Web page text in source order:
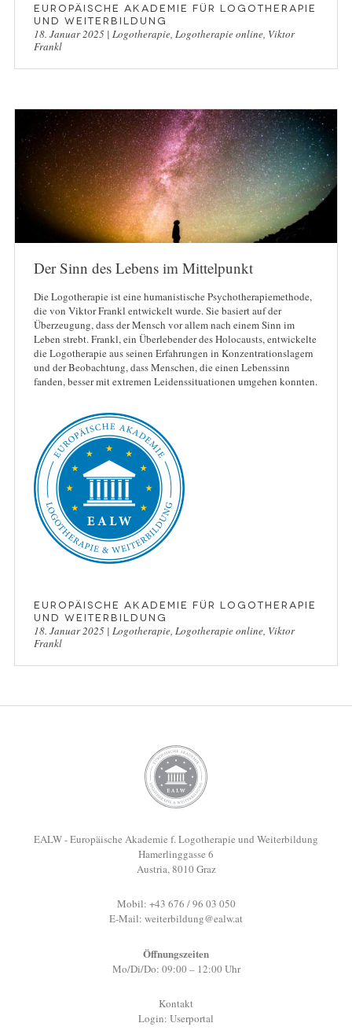
Europäische Akademie für Logotherapie
und Weiterbildung
18. Januar 2025| Logotherapie, Logotherapie online, Viktor
Frankl
Der Sinn des Lebens im Mittelpunkt
Die Logotherapie ist eine humanistische Psychotherapiemethode,
die von Viktor Frankl entwickelt wurde. Sie basiert auf der
Überzeugung, dass der Mensch vor allem nach einem Sinn im
Leben strebt. Frankl, ein Überlebender des Holocausts, entwickelte
die Logotherapie aus seinen Erfahrungen in Konzentrationslagern
und der Beobachtung, dass Menschen, die einen Lebenssinn
fanden, besser mit extremen Leidenssituationen umgehen konnten.
Europäische Akademie für Logotherapie
und Weiterbildung
18. Januar 2025| Logotherapie, Logotherapie online, Viktor
Frankl
EALW - Europäische Akademie f. Logotherapie und Weiterbildung
Hamerlinggasse 6
Austria, 8010 Graz
Mobil: +43 676 / 96 03 050
E-Mail: weiterbildung@ealw.at
Öffnungszeiten
Mo/Di/Do: 09:00 – 12:00 Uhr
Kontakt
Login: Userportal